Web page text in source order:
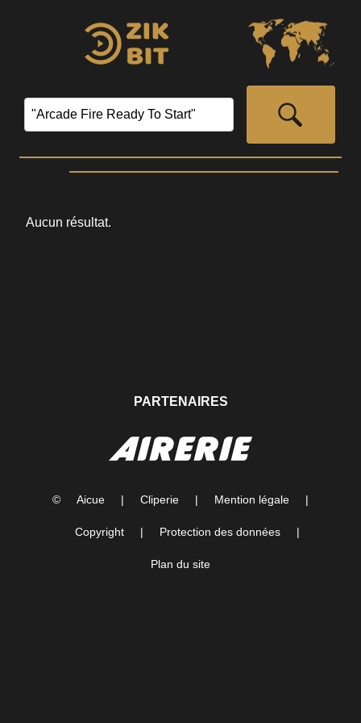
Aucun résultat.
PARTENAIRES
© Aicue | Cliperie | Mention légale |
Copyright | Protection des données |
Plan du site